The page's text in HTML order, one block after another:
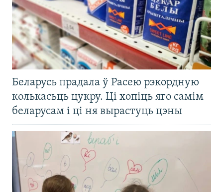
Беларусь прадала ў Расею рэкордную
колькасьць цукру. Ці хопіць яго самім
беларусам і ці ня вырастуць цэны